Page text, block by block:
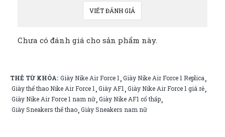
VIẾT ĐÁNH GIÁ
Chưa có đánh giá cho sản phẩm này.
THẺ TỪ KHÓA: Giày Nike Air Force 1,Giày Nike Air Force 1 Replica,
Giày thể thao Nike Air Force 1,Giày AF1,Giày Nike Air Force 1 giá rẻ,
Giày Nike Air Force 1 nam nữ,Giày Nike AF1 cổ thấp,
Giày Sneakers thể thao,Giày Sneakers nam nữ